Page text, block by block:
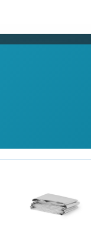
Nos Promotions